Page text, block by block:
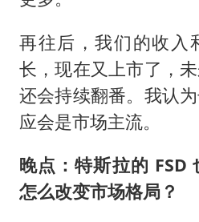
再往后，我们的收入
长，现在又上市了，
还会持续翻番。我认
应会是市场主流。
晚点：特斯拉的 FSD
怎么改变市场格局？